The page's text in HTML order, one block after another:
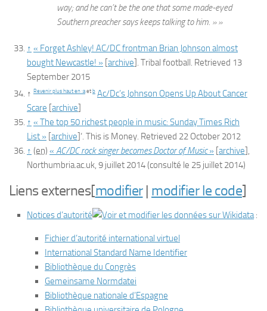
way; and he can’t be the one that some made-eyed
Southern preacher says keeps talking to him. » »
↑ « Forget Ashley! AC/DC frontman Brian Johnson almost
bought Newcastle! » [archive]. Tribal football. Retrieved 13
September 2015
↑ Revenir plus haut en :aetb Ac/Dc’s Johnson Opens Up About Cancer
Scare [archive]
↑ « The top 50 richest people in music: Sunday Times Rich
List » [archive]‘. This is Money. Retrieved 22 October 2012
↑ (en) « AC/DC rock singer becomes Doctor of Music» [archive],
Northumbria.ac.uk, 9 juillet 2014(consulté le 25 juillet 2014)
Liens externes[modifier| modifier le code]
Notices d’autorité :
Fichier d’autorité international virtuel
International Standard Name Identifier
Bibliothèque du Congrès
Gemeinsame Normdatei
Bibliothèque nationale d’Espagne